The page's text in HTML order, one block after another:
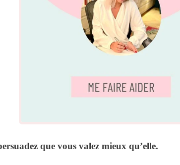
que vous valez mieux qu’elle.